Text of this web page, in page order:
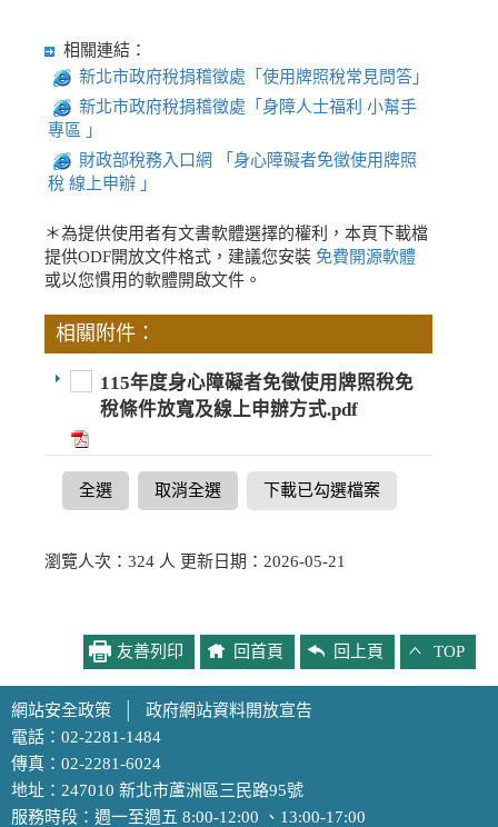
相關連結：
新北市政府稅捐稽徵處「使用牌照稅常見問答」
新北市政府稅捐稽徵處「身障人士福利 小幫手
專區 」
財政部稅務入口網 「身心障礙者免徵使用牌照
稅 線上申辦 」
＊為提供使用者有文書軟體選擇的權利，本頁下載檔
提供ODF開放文件格式，建議您安裝 免費開源軟體
或以您慣用的軟體開啟文件。
相關附件：
115年度身心障礙者免徵使用牌照稅免
稅條件放寬及線上申辦方式.pdf
全選 取消全選 下載已勾選檔案
瀏覽人次：324 人 更新日期：2026-05-21
友善列印 回首頁 回上頁 TOP
網站安全政策
政府網站資料開放宣告
電話：02-2281-1484
傳真：02-2281-6024
地址：247010 新北市蘆洲區三民路95號
服務時段：週一至週五 8:00-12:00 、13:00-17:00